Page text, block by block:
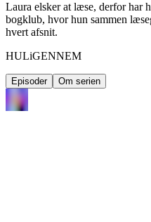
Laura elsker at læse, derfor har
bogklub, hvor hun sammen
hvert afsnit.
HULiGENNEM
Episoder Om serien